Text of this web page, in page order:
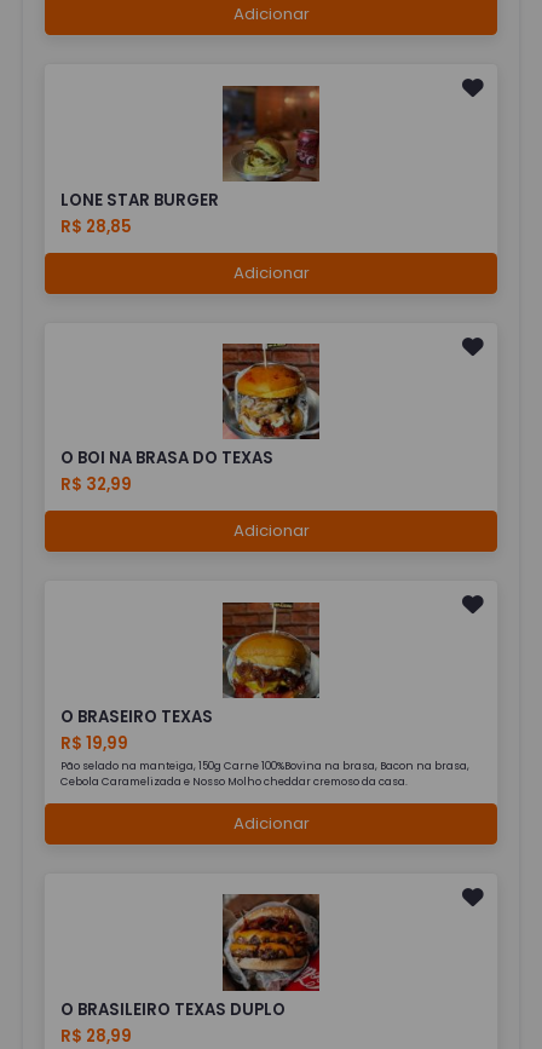
Adicionar
LONE STAR BURGER
R$ 28,85
Adicionar
O BOI NA BRASA DO TEXAS
R$ 32,99
Adicionar
O BRASEIRO TEXAS
R$ 19,99
Pão selado na manteiga, 150g Carne 100%Bovina na brasa, Bacon na brasa,
Cebola Caramelizada e Nosso Molho cheddar cremoso da casa.
Adicionar
O BRASILEIRO TEXAS DUPLO
R$ 28,99